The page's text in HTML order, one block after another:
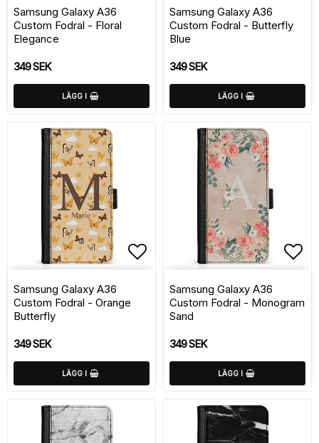
Samsung Galaxy A36
Custom Fodral - Floral
Elegance
349 SEK
LÄGG I
Samsung Galaxy A36
Custom Fodral - Butterfly
Blue
349 SEK
LÄGG I
Lägg till i favoritlistan
Samsung Galaxy A36
Custom Fodral - Orange
Butterfly
349 SEK
LÄGG I
Samsung Galaxy A36
Custom Fodral - Monogram
Sand
349 SEK
LÄGG I